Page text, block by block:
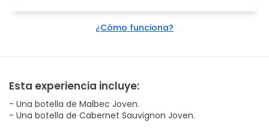
¿Cómo funciona?
Esta experiencia incluye:
- Una botella de Malbec Joven.
- Una botella de Cabernet Sauvignon Joven.